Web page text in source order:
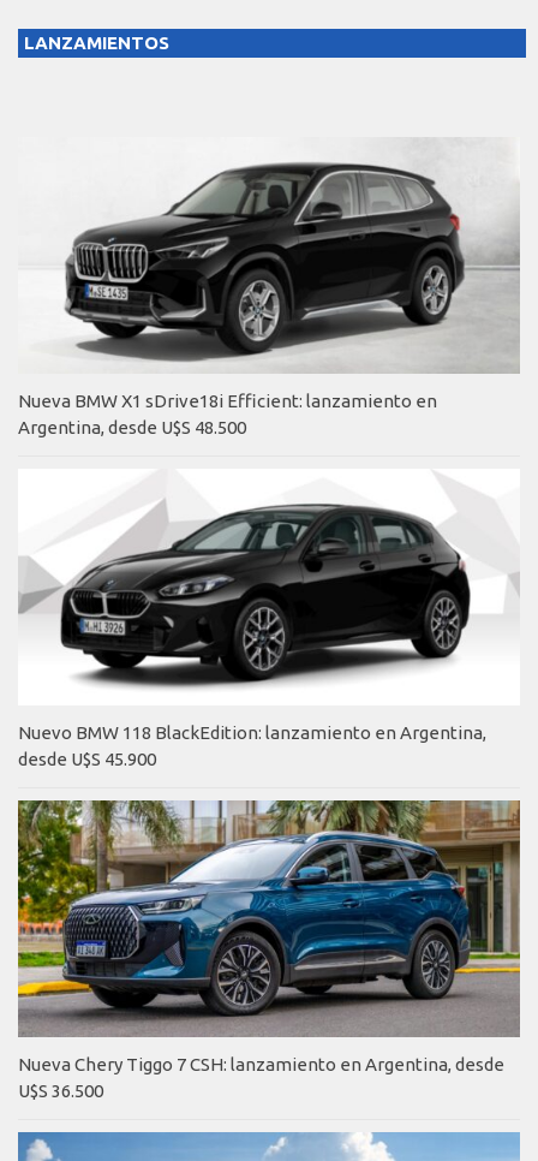
LANZAMIENTOS
Nueva BMW X1 sDrive18i Efficient: lanzamiento en
Argentina, desde U$S 48.500
Nuevo BMW 118 BlackEdition: lanzamiento en Argentina,
desde U$S 45.900
Nueva Chery Tiggo 7 CSH: lanzamiento en Argentina, desde
U$S 36.500